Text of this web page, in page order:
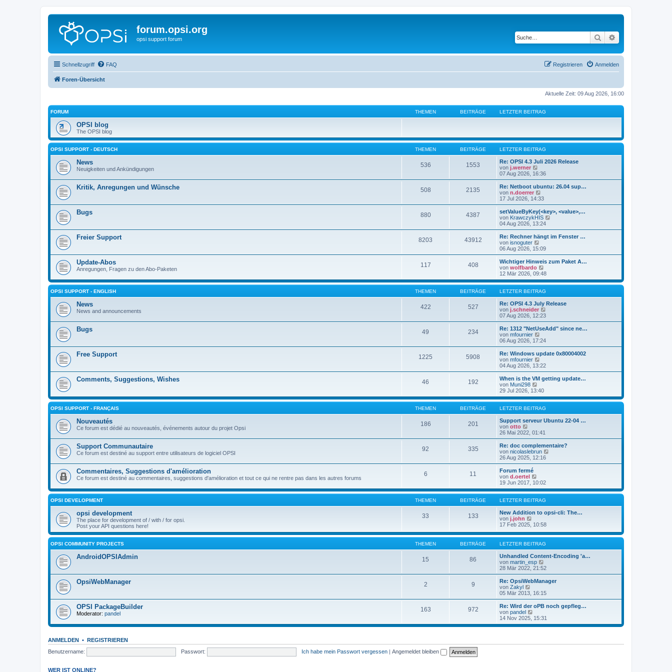
forum.opsi.org
opsi support forum Suche
Schnellzugriff FAQ Anmelden
Registrieren
Foren-Übersicht
Aktuelle Zeit: 09 Aug 2026, 16:00
FORUM THEMEN BEITRÄGE LETZTER BEITRAG
OPSI blog
The OPSI blog
OPSI SUPPORT - DEUTSCH THEMEN BEITRÄGE LETZTER BEITRAG
News
Neuigkeiten und Ankündigungen
536 1553
Re: OPSI 4.3 Juli 2026 Release
von j.werner
e
u
e
s
t
r
B
e
i
r
a
g
07 Aug 2026, 16:36
Kritik, Anregungen und Wünsche 508 2135
Re: Netboot ubuntu: 26.04 sup…
von n.doerrer
e
u
e
s
t
B
e
i
r
a
g
17 Jul 2026, 14:33
Bugs 880 4387
setValueByKey(<key>, <value>,…
von KrawczykHIS
u
e
B
t
g
04 Aug 2026, 13:24
Freier Support 8203 43912
Re: Rechner hängt im Fenster …
von isnoguter
e
u
e
s
t
r
B
e
i
t
r
06 Aug 2026, 15:09
Update-Abos
Anregungen, Fragen zu den Abo-Paketen
117 408
Wichtiger Hinweis zum Paket A…
von wolfbardo
e
u
e
s
t
e
r
B
e
i
r
g
12 Mär 2026, 09:48
OPSI SUPPORT - ENGLISH THEMEN BEITRÄGE LETZTER BEITRAG
News
News and announcements
422 527
Re: OPSI 4.3 July Release
von j.schneider
u
e
B
r
07 Aug 2026, 12:23
Bugs 49 234
Re: 1312 "NetUseAdd" since ne…
von mfournier
e
u
e
s
t
B
e
i
t
r
a
06 Aug 2026, 17:24
Free Support 1225 5908
Re: Windows update 0x80004002
von mfournier
e
u
e
s
t
r
B
e
i
r
04 Aug 2026, 13:22
Comments, Suggestions, Wishes 46 192
When is the VM getting update…
von Muni298
e
u
e
s
t
e
B
e
i
t
r
29 Jul 2026, 13:40
OPSI SUPPORT - FRANÇAIS THEMEN BEITRÄGE LETZTER BEITRAG
Nouveautés
Ce forum est dédié au nouveautés, événements autour du projet Opsi
186 201
Support serveur Ubuntu 22-04 …
von otto
e
u
e
s
t
e
B
e
t
r
a
g
26 Mai 2022, 01:41
Support Communautaire
Ce forum est destiné au support entre utilisateurs de logiciel OPSI
92 335
Re: doc complementaire?
von nicolaslebrun
u
r
e
i
g
26 Aug 2025, 12:16
Commentaires, Suggestions d'amélioration
Ce forum est destiné au commentaires, suggestions d'amélioration et tout ce qui ne rentre pas dans les autres forums
6 11
Forum fermé
von d.oertel
e
u
e
s
t
e
B
i
t
a
g
19 Jun 2017, 10:02
OPSI DEVELOPMENT THEMEN BEITRÄGE LETZTER BEITRAG
opsi development
The place for development of / with / for opsi.
Post your API questions here!
33 133
New Addition to opsi-cli: The…
von j.john
e
e
s
e
r
B
e
t
r
a
g
17 Feb 2025, 10:58
OPSI COMMUNITY PROJECTS THEMEN BEITRÄGE LETZTER BEITRAG
AndroidOPSIAdmin 15 86
Unhandled Content-Encoding 'a…
von martin_esp
e
u
e
t
B
e
i
t
g
28 Mär 2022, 21:52
OpsiWebManager 2 9
Re: OpsiWebManager
von Zakyl
e
u
e
s
t
e
r
i
05 Mär 2013, 16:15
OPSI PackageBuilder
Moderator: pandel
163 972
Re: Wird der oPB noch gepfleg…
von pandel
e
u
14 Nov 2025, 15:31
ANMELDEN • REGISTRIEREN
Benutzername:
Passwort: Ich habe mein Passwort vergessen | Angemeldet bleiben
WER IST ONLINE?